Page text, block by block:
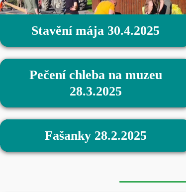
Stavění mája 30.4.2025
Pečení chleba na muzeu
28.3.2025
Fašanky 28.2.2025